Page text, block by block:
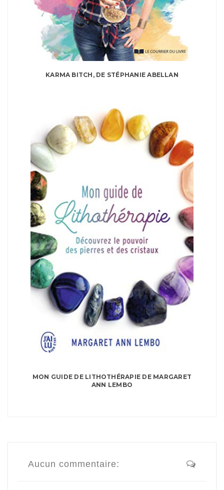
KARMA BITCH, DE STÉPHANIE ABELLAN
MON GUIDE DE LITHOTHÉRAPIE DE MARGARET
ANN LEMBO
Aucun commentaire: